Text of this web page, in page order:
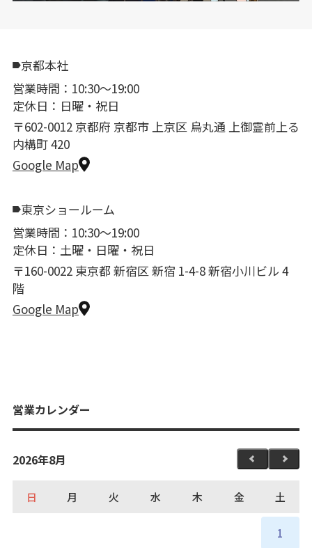
京都本社
営業時間：10:30〜19:00
定休日：日曜・祝日
〒602-0012 京都府 京都市 上京区 烏丸通 上御霊前上る
内構町 420
Google Map
東京ショールーム
営業時間：10:30〜19:00
定休日：土曜・日曜・祝日
〒160-0022 東京都 新宿区 新宿 1-4-8 新宿小川ビル 4
階
Google Map
営業カレンダー
2026年8月
日 月 火 水 木 金 土
1